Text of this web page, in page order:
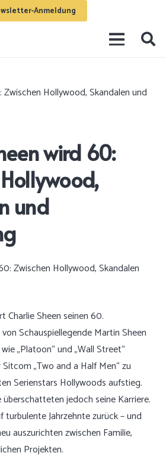
Anmeldung
Hollywood, Skandalen und
wird 60:
und
Charlie Sheen seinen 60.
Schauspiellegende Martin Sheen
„Platoon“ und „Wall Street“
„Two and a Half Men“ zu
Serienstars Hollywoods aufstieg.
überschatteten jedoch seine Karriere.
turbulente Jahrzehnte zurück – und
auszurichten zwischen Familie,
Projekten.